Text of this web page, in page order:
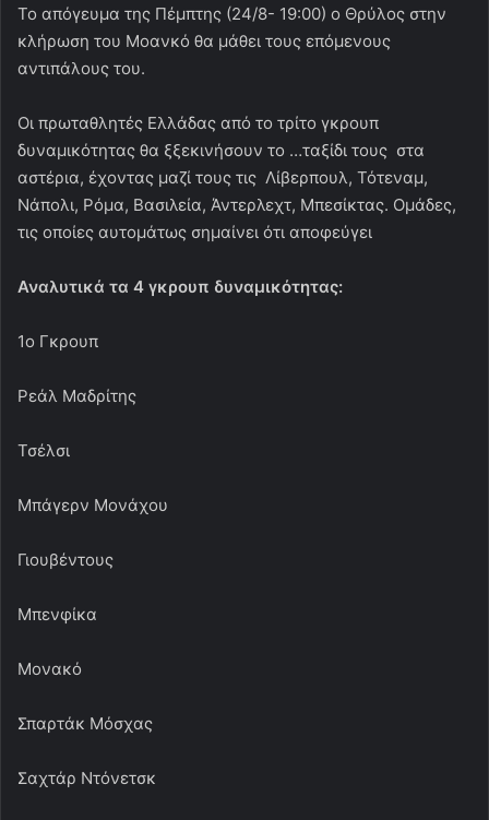
Το απόγευμα της Πέμπτης (24/8- 19:00) ο Θρύλος στην
κλήρωση του Μοανκό θα μάθει τους επόμενους
αντιπάλους του.
Οι πρωταθλητές Ελλάδας από το τρίτο γκρουπ
δυναμικότητας θα ξξεκινήσουν το …ταξίδι τους στα
αστέρια, έχοντας μαζί τους τις Λίβερπουλ, Τότεναμ,
Νάπολι, Ρόμα, Βασιλεία, Άντερλεχτ, Μπεσίκτας. Ομάδες,
τις οποίες αυτομάτως σημαίνει ότι αποφεύγει
Αναλυτικά τα 4 γκρουπ δυναμικότητας:
1ο Γκρουπ
Ρεάλ Μαδρίτης
Τσέλσι
Μπάγερν Μονάχου
Γιουβέντους
Μπενφίκα
Μονακό
Σπαρτάκ Μόσχας
Σαχτάρ Ντόνετσκ